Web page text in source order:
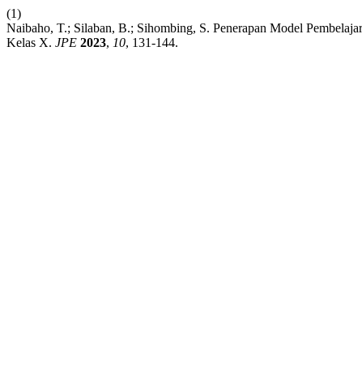
(1)
Naibaho, T.; Silaban, B.; Sihombing, S. Penerapan Model
Kelas X. JPE 2023, 10, 131-144.